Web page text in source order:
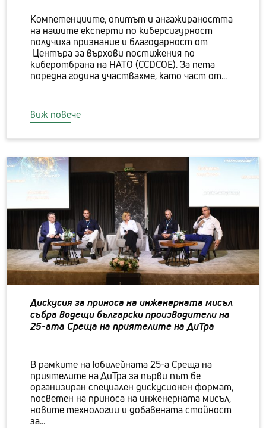
Компетенциите, опитът и ангажираността
на нашите експерти по киберсигурност
получиха признание и благодарност от
Центъра за върхови постижения по
киберотбрана на НАТО (CCDCOE). За пета
поредна година участвахме, като част от...
виж повече
Дискусия за приноса на инженерната мисъл
събра водещи български производители на
25-aта Среща на приятелите на ДиТра
В рамките на юбилейната 25-а Среща на
приятелите на ДиТра за първи път бе
организиран специален дискусионен формат,
посветен на приноса на инженерната мисъл,
новите технологии и добавената стойност
за...